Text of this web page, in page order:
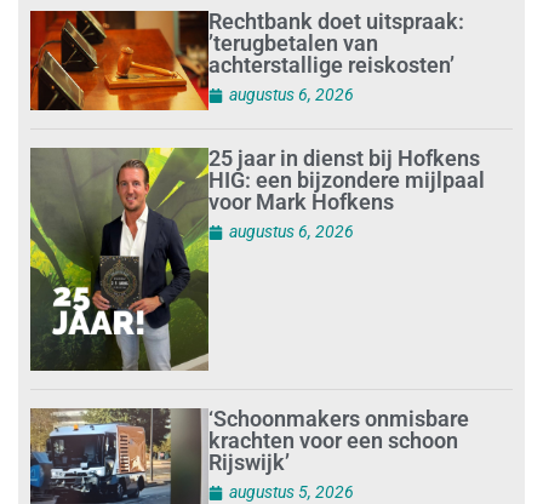
Rechtbank doet uitspraak:
’terugbetalen van
achterstallige reiskosten’
augustus 6, 2026
25 jaar in dienst bij Hofkens
HIG: een bijzondere mijlpaal
voor Mark Hofkens
augustus 6, 2026
‘Schoonmakers onmisbare
krachten voor een schoon
Rijswijk’
augustus 5, 2026